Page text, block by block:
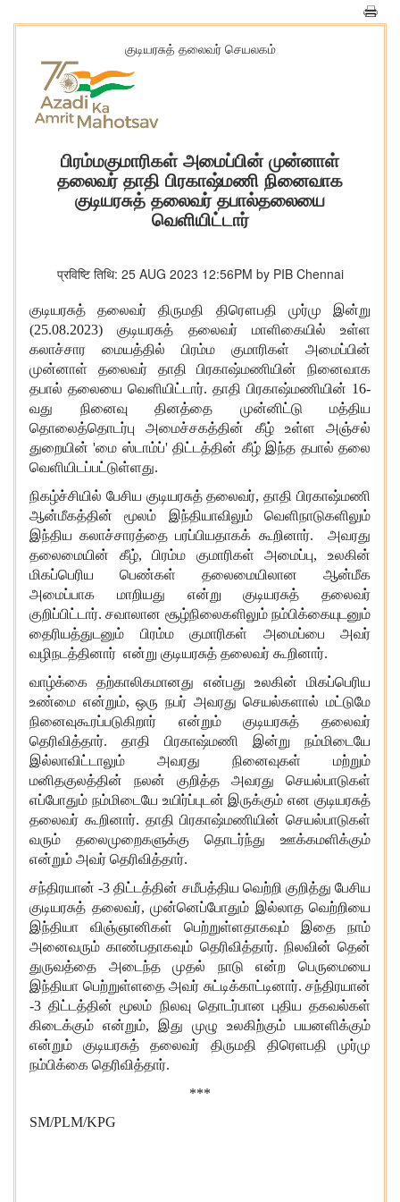
குடியரசுத் தலைவர் செயலகம்
பிரம்மகுமாரிகள் அமைப்பின் முன்னாள்
தலைவர் தாதி பிரகாஷ்மணி நினைவாக
குடியரசுத் தலைவர் தபால்தலையை
வெளியிட்டார்
प्रविष्टि तिथि: 25 AUG 2023 12:56PM by PIB Chennai
குடியரசுத் தலைவர் திருமதி திரௌபதி முர்மு இன்று
(25.08.2023) குடியரசுத் தலைவர் மாளிகையில் உள்ள
கலாச்சார மையத்தில் பிரம்ம குமாரிகள் அமைப்பின்
முன்னாள் தலைவர் தாதி பிரகாஷ்மணியின் நினைவாக
தபால் தலையை வெளியிட்டார். தாதி பிரகாஷ்மணியின் 16-
வது நினைவு தினத்தை முன்னிட்டு மத்திய
தொலைத்தொடர்பு அமைச்சகத்தின் கீழ் உள்ள அஞ்சல்
துறையின் 'மை ஸ்டாம்ப்' திட்டத்தின் கீழ் இந்த தபால் தலை
வெளியிடப்பட்டுள்ளது.
நிகழ்ச்சியில் பேசிய குடியரசுத் தலைவர், தாதி பிரகாஷ்மணி
ஆன்மீகத்தின் மூலம் இந்தியாவிலும் வெளிநாடுகளிலும்
இந்திய கலாச்சாரத்தை பரப்பியதாகக் கூறினார். அவரது
தலைமையின் கீழ், பிரம்ம குமாரிகள் அமைப்பு, உலகின்
மிகப்பெரிய பெண்கள் தலைமையிலான ஆன்மீக
அமைப்பாக மாறியது என்று குடியரசுத் தலைவர்
குறிப்பிட்டார். சவாலான சூழ்நிலைகளிலும் நம்பிக்கையுடனும்
தைரியத்துடனும் பிரம்ம குமாரிகள் அமைப்பை அவர்
வழிநடத்தினார் என்று குடியரசுத் தலைவர் கூறினார்.
வாழ்க்கை தற்காலிகமானது என்பது உலகின் மிகப்பெரிய
உண்மை என்றும், ஒரு நபர் அவரது செயல்களால் மட்டுமே
நினைவுகூரப்படுகிறார் என்றும் குடியரசுத் தலைவர்
தெரிவித்தார். தாதி பிரகாஷ்மணி இன்று நம்மிடையே
இல்லாவிட்டாலும் அவரது நினைவுகள் மற்றும்
மனிதகுலத்தின் நலன் குறித்த அவரது செயல்பாடுகள்
எப்போதும் நம்மிடையே உயிர்ப்புடன் இருக்கும் என குடியரசுத்
தலைவர் கூறினார். தாதி பிரகாஷ்மணியின் செயல்பாடுகள்
வரும் தலைமுறைகளுக்கு தொடர்ந்து ஊக்கமளிக்கும்
என்றும் அவர் தெரிவித்தார்.
சந்திரயான் -3 திட்டத்தின் சமீபத்திய வெற்றி குறித்து பேசிய
குடியரசுத் தலைவர், முன்னெப்போதும் இல்லாத வெற்றியை
இந்தியா விஞ்ஞானிகள் பெற்றுள்ளதாகவும் இதை நாம்
அனைவரும் காண்பதாகவும் தெரிவித்தார். நிலவின் தென்
துருவத்தை அடைந்த முதல் நாடு என்ற பெருமையை
இந்தியா பெற்றுள்ளதை அவர் சுட்டிக்காட்டினார். சந்திரயான்
-3 திட்டத்தின் மூலம் நிலவு தொடர்பான புதிய தகவல்கள்
கிடைக்கும் என்றும், இது முழு உலகிற்கும் பயனளிக்கும்
என்றும் குடியரசுத் தலைவர் திருமதி திரெளபதி முர்மு
நம்பிக்கை தெரிவித்தார்.
***
SM/PLM/KPG